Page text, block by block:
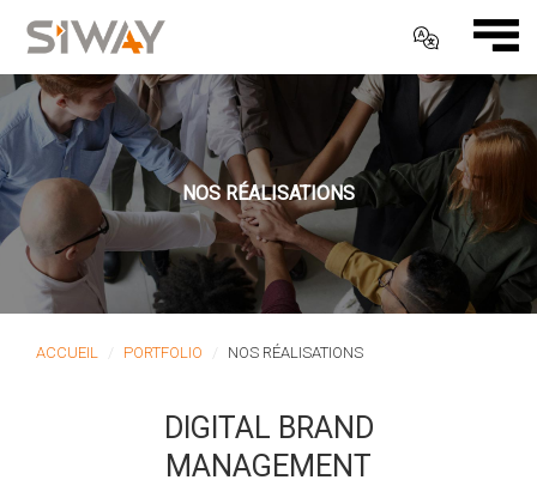
NOS RÉALISATIONS
ACCUEIL PORTFOLIO NOS RÉALISATIONS
DIGITAL BRAND
MANAGEMENT